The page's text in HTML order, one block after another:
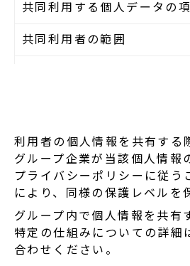
共同利用する個人データの
共同利用者の範囲
利用者の個人情報を共有する
グループ企業が当該個人情報
プライバシーポリシーに従う
により、同様の保護レベルを
グループ内で個人情報を共有
特定の仕組みについての詳細
合わせください。